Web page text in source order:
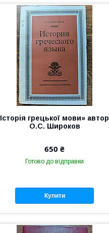
Історія грецької мови» автор
О.С. Широков
650 ₴
Готово до відправки
Купити